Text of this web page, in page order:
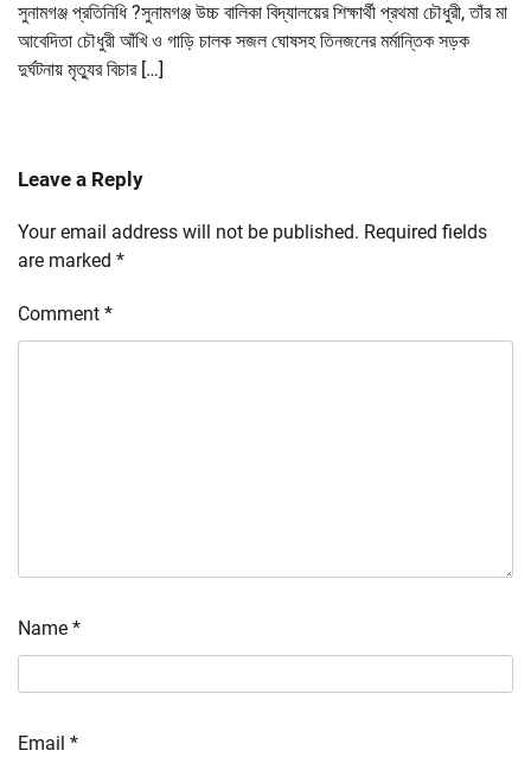
সুনামগঞ্জ প্রতিনিধি ?সুনামগঞ্জ উচ্চ বালিকা বিদ্যালয়ের শিক্ষার্থী প্রথমা চৌধুরী, তাঁর মা
আবেদিতা চৌধুরী আঁখি ও গাড়ি চালক সজল ঘোষসহ তিনজনের মর্মান্তিক সড়ক
দুর্ঘটনায় মৃত্যুর বিচার […]
Leave a Reply
Your email address will not be published. Required fields
are marked *
Comment *
Name *
Email *